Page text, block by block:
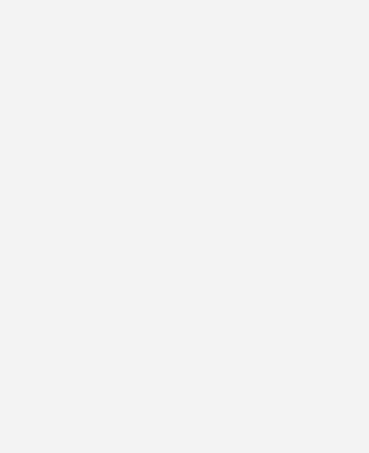
Zahlen, eine gute Annäherung ist
der Baufertigstellungen möglich. Um den im
Überbestand an Wärmepumpen im Groß- und
wurden die Absatzzahlen korrigiert
um minus 75.000 Geräte, für das Jahr
und im Jahr 2025 um plus 15.000 Geräte.
aus unterschiedlichen Daten abgeleitet,
bekannt. Für 2025 wurden die Werte des
und die Zahlen der Baufertigstellungen aus